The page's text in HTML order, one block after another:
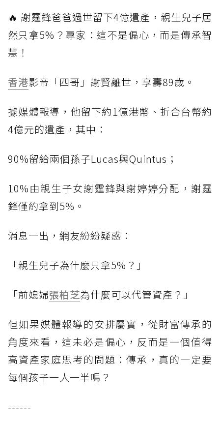
🔥 謝霆鋒爸爸過世留下4億遺產，親生兒子居
然只拿5%？專家：這不是偏心，而是傳承智
慧！
香港影帝「四哥」謝賢離世，享壽89歲。
據媒體報導，他留下約1億港幣、折合台幣約
4億元的遺產，其中：
90%留給兩個孫子Lucas與Quintus；
10%由親生子女謝霆鋒與謝婷婷分配，謝霆
鋒僅約拿到5%。
消息一出，網友紛紛疑惑：
「親生兒子為什麼只拿5%？」
「前媳婦張柏芝為什麼可以代管資產？」
但如果媒體報導的安排屬實，從財富傳承的
角度來看，這未必是偏心，反而是一個值得
高資產家庭思考的問題：傳承，真的一定要
每個孩子一人一半嗎？
------